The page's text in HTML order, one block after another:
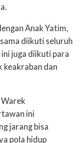
Anak Yatim,
diikuti seluruh
juga diikuti para
keakraban dan
ini
jarang bisa
pola hidup